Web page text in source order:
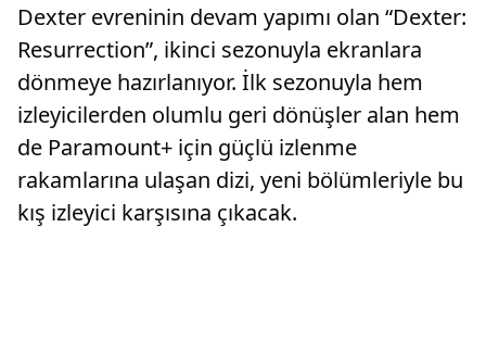
Dexter evreninin devam yapımı olan “Dexter:
Resurrection”, ikinci sezonuyla ekranlara
dönmeye hazırlanıyor. İlk sezonuyla hem
izleyicilerden olumlu geri dönüşler alan hem
de Paramount+ için güçlü izlenme
rakamlarına ulaşan dizi, yeni bölümleriyle bu
kış izleyici karşısına çıkacak.